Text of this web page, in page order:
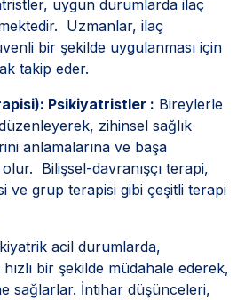
uygun durumlarda ilaç
Uzmanlar, ilaç
bir şekilde uygulanması için
takip eder.
Psikiyatristler : Bireylerle
zihinsel sağlık
anlamalarına ve başa
olur. Bilişsel-davranışçı terapi,
ve grup terapisi gibi çeşitli terapi
acil durumlarda,
bir şekilde müdahale ederek,
sağlarlar. İntihar düşünceleri,